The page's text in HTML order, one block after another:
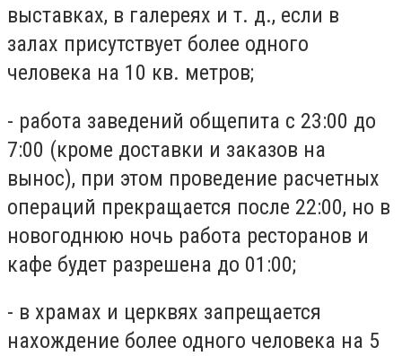
выставках, в галереях и т. д., если в
залах присутствует более одного
человека на 10 кв. метров;
- работа заведений общепита с 23:00 до
7:00 (кроме доставки и заказов на
вынос), при этом проведение расчетных
операций прекращается после 22:00, но в
новогоднюю ночь работа ресторанов и
кафе будет разрешена до 01:00;
- в храмах и церквях запрещается
нахождение более одного человека на 5